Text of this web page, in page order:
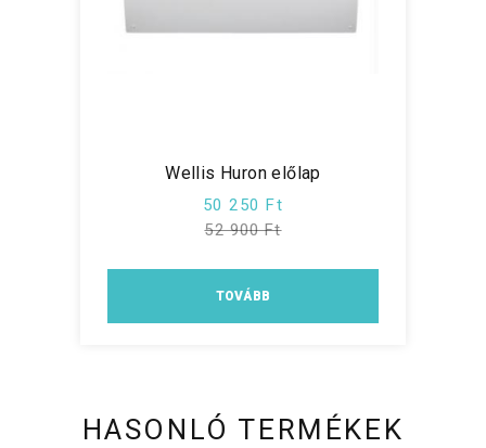
Wellis Huron előlap
50 250 Ft
52 900 Ft
TOVÁBB
HASONLÓ TERMÉKEK